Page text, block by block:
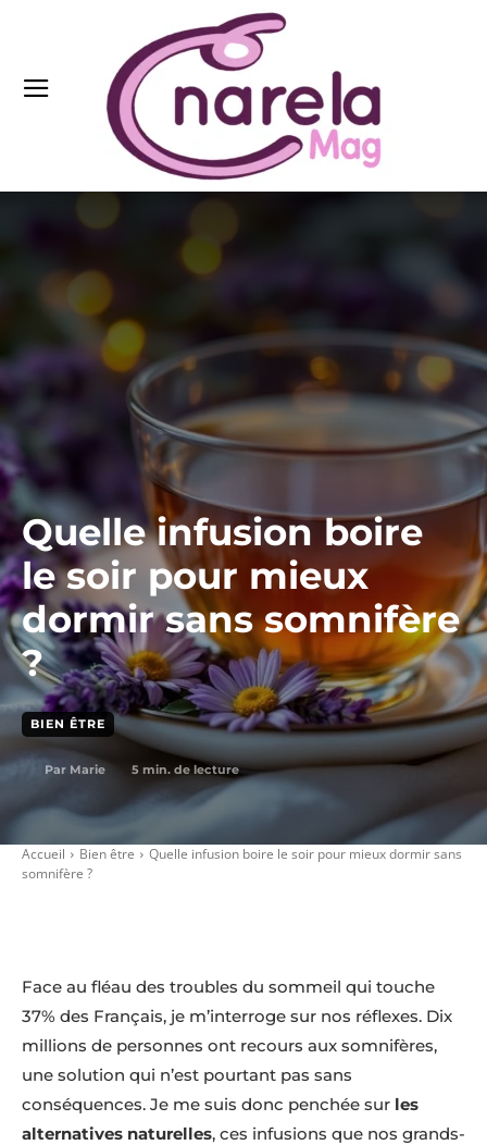
Quelle infusion boire
le soir pour mieux
dormir sans somnifère
?
BIEN ÊTRE
Par Marie 5 min. de lecture
Accueil Bien être
Quelle infusion boire le soir pour mieux dormir sans
somnifère ?
Face au fléau des troubles du sommeil qui touche
37% des Français, je m’interroge sur nos réflexes. Dix
millions de personnes ont recours aux somnifères,
une solution qui n’est pourtant pas sans
conséquences. Je me suis donc penchée sur les
alternatives naturelles, ces infusions que nos grands-